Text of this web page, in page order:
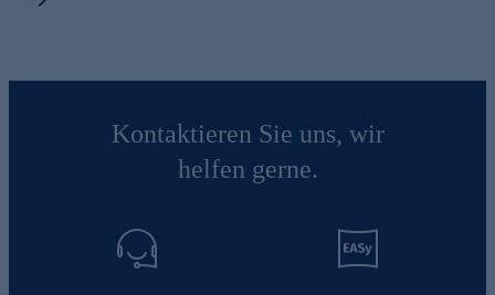
Kontaktieren Sie uns, wir
helfen gerne.